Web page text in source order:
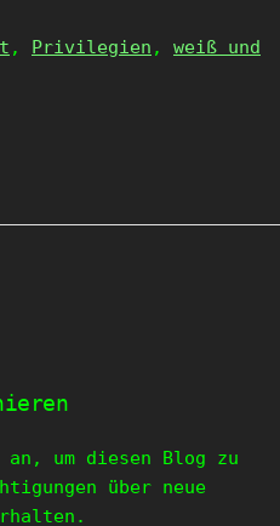
, Privilegien , weiß und
um diesen Blog zu
über neue